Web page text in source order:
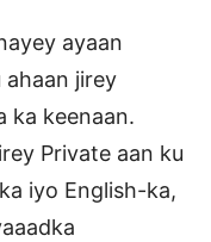
ayaan
ahaan jirey
ka keenaan.
Private aan ku
iyo English-ka,